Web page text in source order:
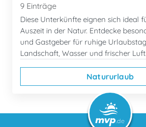
9 Einträge
Diese Unterkünfte eignen sich ideal
Auszeit in der Natur. Entdecke
und Gastgeber für ruhige
Landschaft, Wasser und frischer Luft.
Natururlaub